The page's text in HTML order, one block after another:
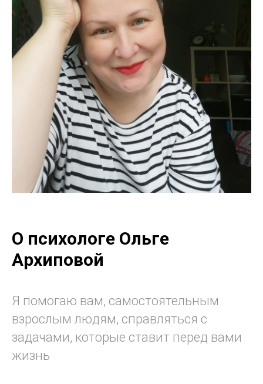
О психологе Ольге
Архиповой
Я помогаю вам, самостоятельным
взрослым людям, справляться с
задачами, которые ставит перед вами
жизнь